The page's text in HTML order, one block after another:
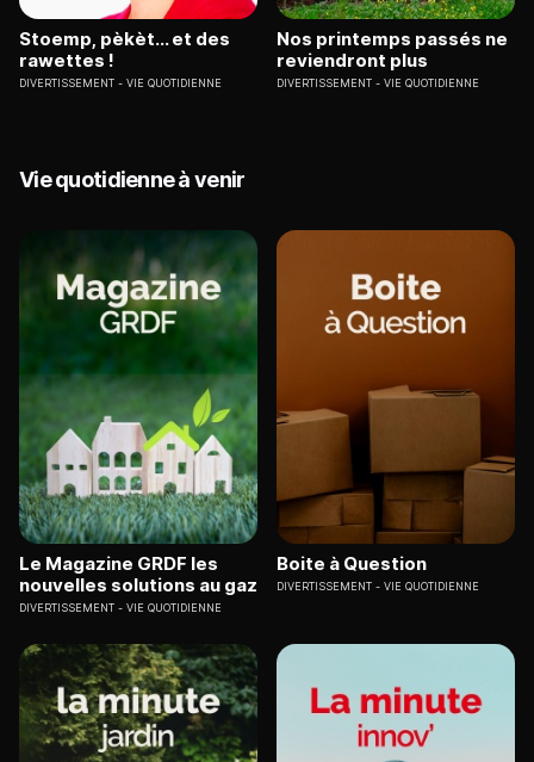
Stoemp, pèkèt... et des
rawettes !
DIVERTISSEMENT VIE QUOTIDIENNE
Nos printemps passés ne
reviendront plus
DIVERTISSEMENT VIE QUOTIDIENNE
Vie quotidienne à venir
Le Magazine GRDF les
nouvelles solutions au gaz
DIVERTISSEMENT VIE QUOTIDIENNE
Boite à Question
DIVERTISSEMENT VIE QUOTIDIENNE